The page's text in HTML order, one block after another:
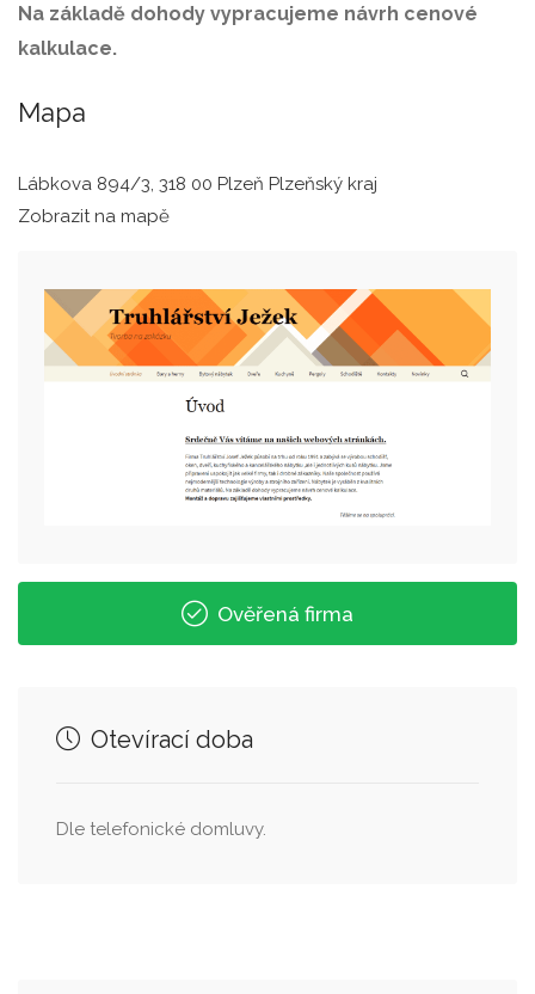
Na základě dohody vypracujeme návrh cenové
kalkulace.
Mapa
Lábkova 894/3, 318 00 Plzeň Plzeňský kraj
Zobrazit na mapě
Ověřená firma
Otevírací doba
Dle telefonické domluvy.